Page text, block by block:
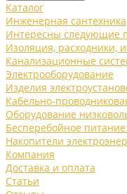
Каталог
Инженерная сантехника
Интересны следующие
Изоляция, расходники,
Канализационные
Электрооборудование
Изделия
Кабельно-
Оборудование
Бесперебойное
Накопители
Компания
Доставка и оплата
Статьи